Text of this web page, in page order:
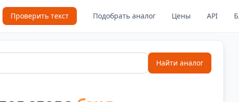
Проверить текст Подобрать аналог Цены API
Найти аналог